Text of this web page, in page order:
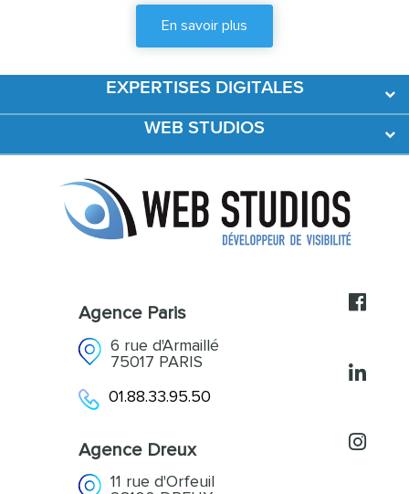
En savoir plus
Agence Paris
6 rue d'Armaillé
75017 PARIS
01.88.33.95.50
Agence Dreux
11 rue d'Orfeuil
EXPERTISES DIGITALES
Développement Web
Acquisition et Fidélisation
Accompagnement
WEB STUDIOS
Références